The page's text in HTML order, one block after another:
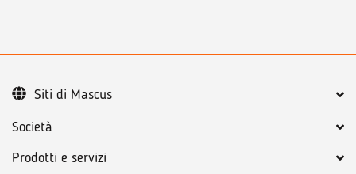
Società
Prodotti e servizi
Siti di Mascus